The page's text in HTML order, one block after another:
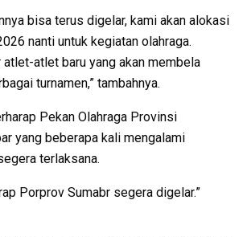
bisa terus digelar, kami akan alokasi
nanti untuk kegiatan olahraga.
atlet-atlet baru yang akan membela
turnamen,” tambahnya.
Pekan Olahraga Provinsi
yang beberapa kali mengalami
terlaksana.
Porprov Sumabr segera digelar.”